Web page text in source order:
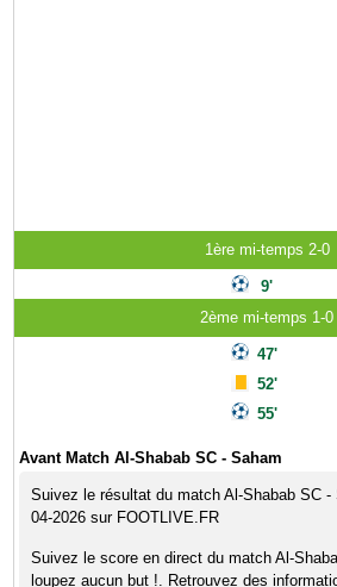
1ère mi-temps 2-0
9'
2ème mi-temps 1-0
47'
52'
55'
Avant Match Al-Shabab SC - Saham
Suivez le résultat du match Al-Shabab SC
04-2026 sur FOOTLIVE.FR
Suivez le score en direct du match Al-
loupez aucun but !. Retrouvez des